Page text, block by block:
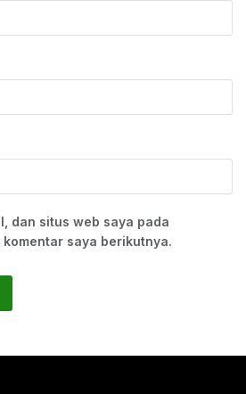
dan situs web saya pada
saya berikutnya.